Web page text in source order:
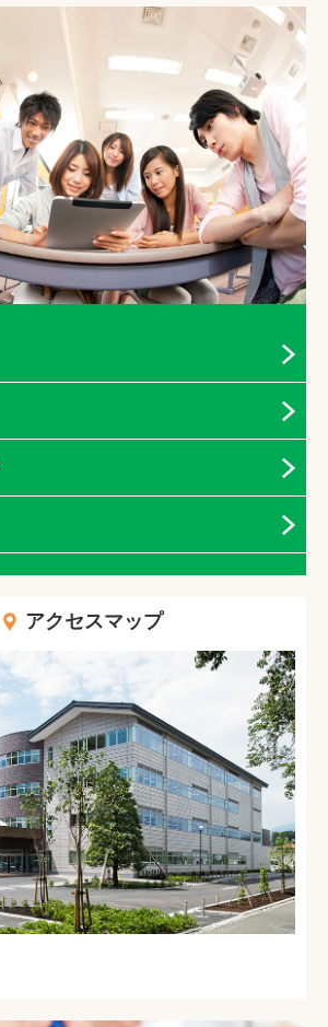
アクセスマップ